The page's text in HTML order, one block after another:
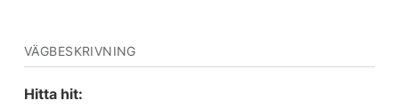
VÄGBESKRIVNING
Hitta hit: